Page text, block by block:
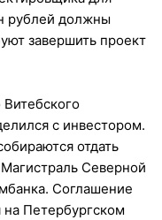
рублей должны
завершить проект
с инвестором.
отдать
Северной
Соглашение
Петербургском